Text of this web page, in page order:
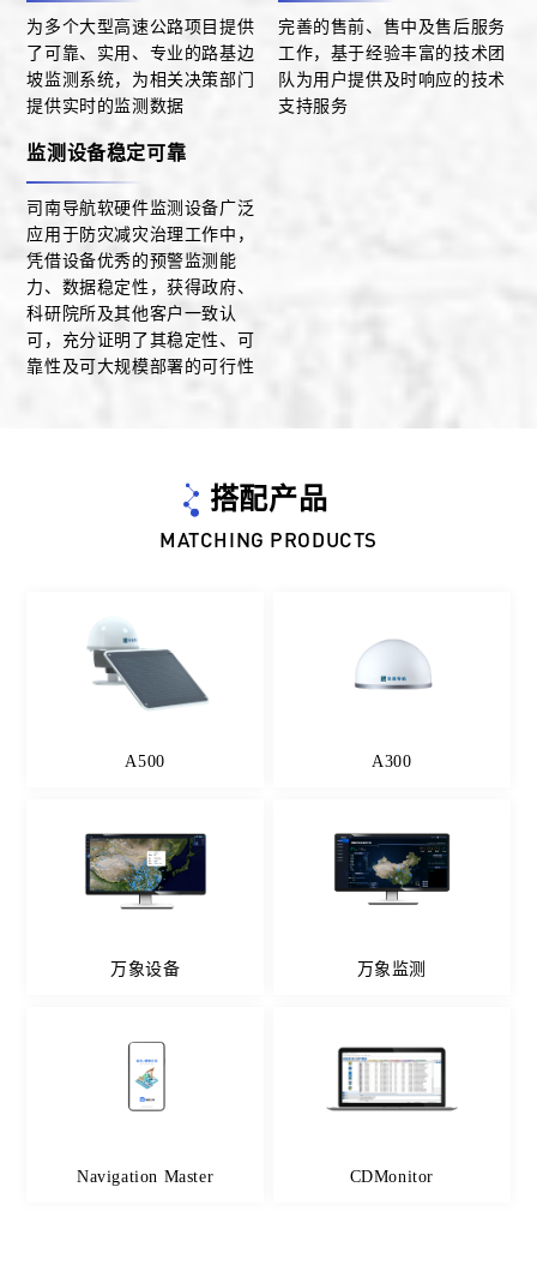
为多个大型高速公路项目提供
了可靠、实用、专业的路基边
坡监测系统，为相关决策部门
提供实时的监测数据
完善的售前、售中及售后服务
工作，基于经验丰富的技术团
队为用户提供及时响应的技术
支持服务
监测设备稳定可靠
司南导航软硬件监测设备广泛
应用于防灾减灾治理工作中，
凭借设备优秀的预警监测能
力、数据稳定性，获得政府、
科研院所及其他客户一致认
可，充分证明了其稳定性、可
靠性及可大规模部署的可行性
搭配产品
MATCHING PRODUCTS
A500 A300
万象设备 万象监测
Navigation Master CDMonitor